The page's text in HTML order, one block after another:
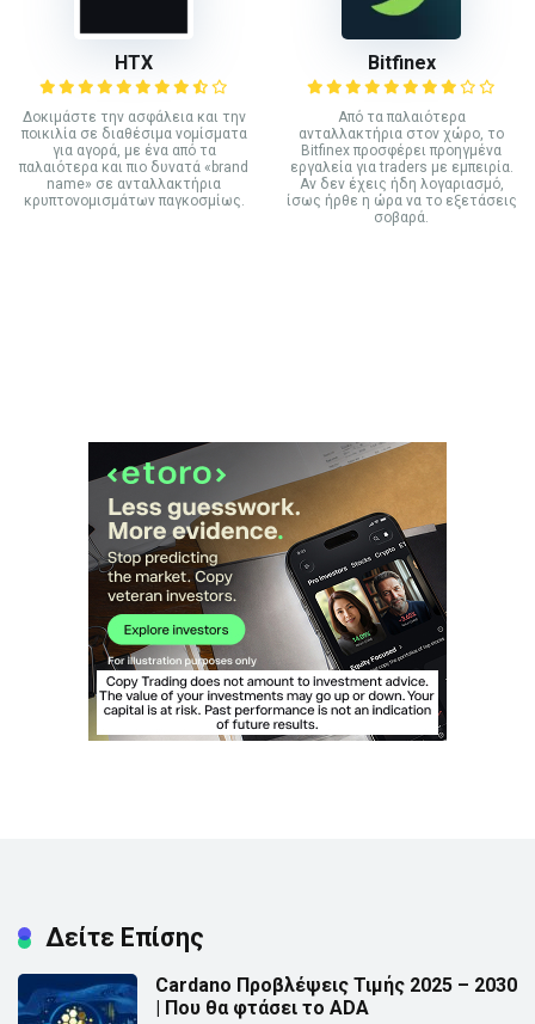
HTX
Δοκιμάστε την ασφάλεια και την
ποικιλία σε διαθέσιμα νομίσματα
για αγορά, με ένα από τα
παλαιότερα και πιο δυνατά «brand
name» σε ανταλλακτήρια
κρυπτονομισμάτων παγκοσμίως.
Bitfinex
Από τα παλαιότερα
ανταλλακτήρια στον χώρο, το
Bitfinex προσφέρει προηγμένα
εργαλεία για traders με εμπειρία.
Αν δεν έχεις ήδη λογαριασμό,
ίσως ήρθε η ώρα να το εξετάσεις
σοβαρά.
Δείτε Επίσης
Cardano Προβλέψεις Τιμής 2025 – 2030
| Που θα φτάσει το ADA